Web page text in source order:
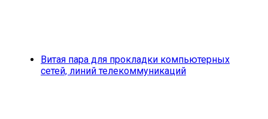
Витая пара для прокладки компьютерных
сетей, линий телекоммуникаций